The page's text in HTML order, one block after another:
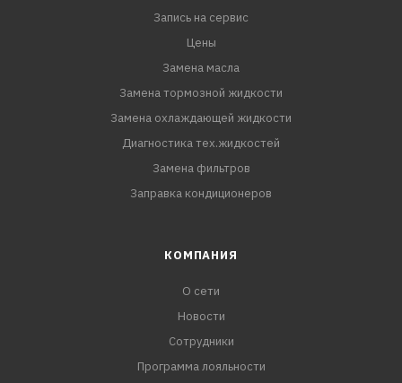
Запись на сервис
Цены
Замена масла
Замена тормозной жидкости
Замена охлаждающей жидкости
Диагностика тех.жидкостей
Замена фильтров
Заправка кондиционеров
КОМПАНИЯ
О сети
Новости
Сотрудники
Программа лояльности